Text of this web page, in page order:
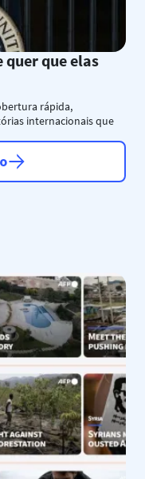
quer que elas
rápida,
internacionais que